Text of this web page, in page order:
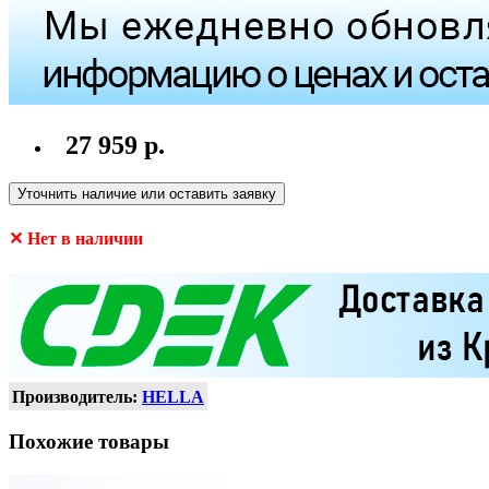
27 959 р.
Уточнить наличие или оставить заявку
✕ Нет в наличии
Производитель: HELLA
Похожие товары